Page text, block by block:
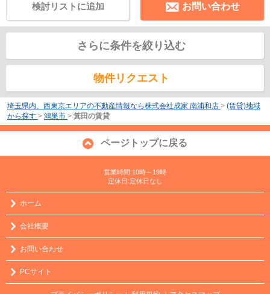
お問い合わせ
検討リストに追加
さらに条件を絞り込む
物件リクエスト
埼玉県内、西東京エリアの不動産情報なら株式会社成家 南浦和店 > (賃貸)地域
から探す > 鴻巣市 > 箕田の賃貸
ページトップに戻る
営業時間:10時～19時
定休日:定休日なし
ホーム
会社概要
お問い合わせ
PCサイト